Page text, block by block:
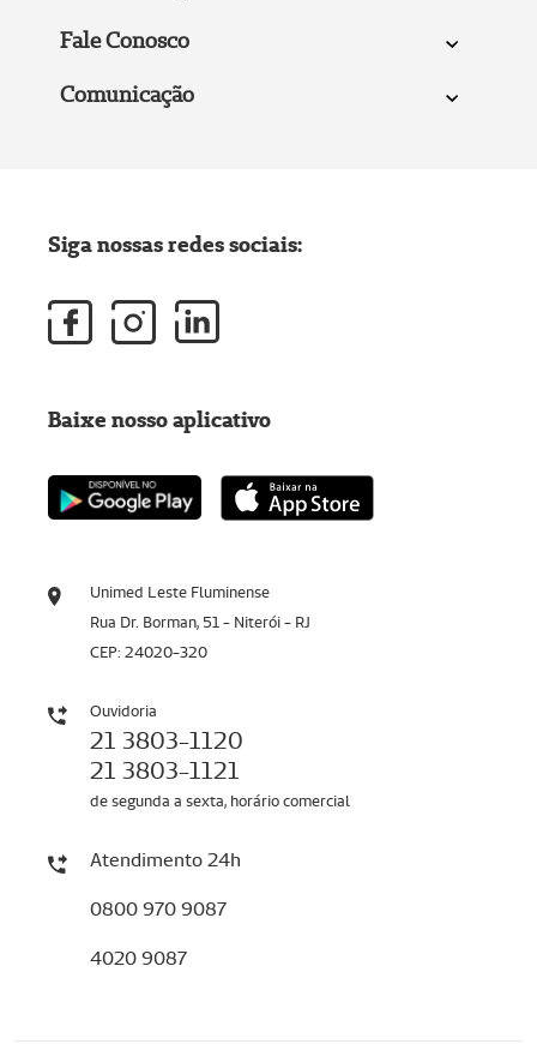
Fale Conosco
Comunicação
Unimed Leste Fluminense
Rua Dr. Borman, 51 - Niterói - RJ
CEP: 24020-320
Ouvidoria
21 3803-1120
21 3803-1121
de segunda a sexta, horário comercial
Atendimento 24h
0800 970 9087
4020 9087
Siga nossas redes sociais:
Baixe nosso aplicativo